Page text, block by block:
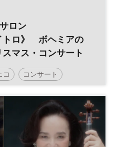
ロン
トロ》 ボヘミアの
マス・コンサート
コ コンサート
ミューズサロン